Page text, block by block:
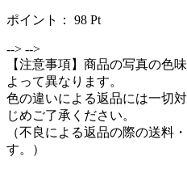
ポイント： 98 Pt
--> -->
【注意事項】商品の写真の色
よって異なります。
色の違いによる返品には一切
じめご了承ください。
（不良による返品の際の送料
す。）